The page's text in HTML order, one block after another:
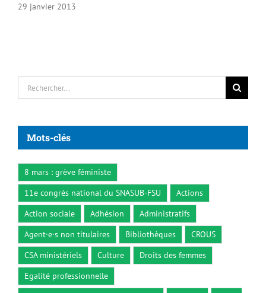
29 janvier 2013
Rechercher:
Mots-clés
8 mars : grève féministe
11e congrès national du SNASUB-FSU
Actions
Action sociale
Adhésion
Administratifs
Agent·e·s non titulaires
Bibliothèques
CROUS
CSA ministériels
Culture
Droits des femmes
Egalité professionnelle